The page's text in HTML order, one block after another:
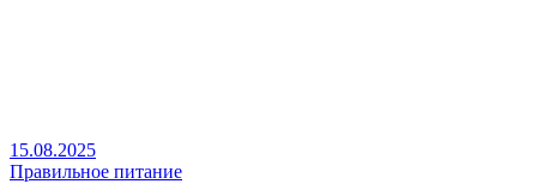
15.08.2025
Правильное питание